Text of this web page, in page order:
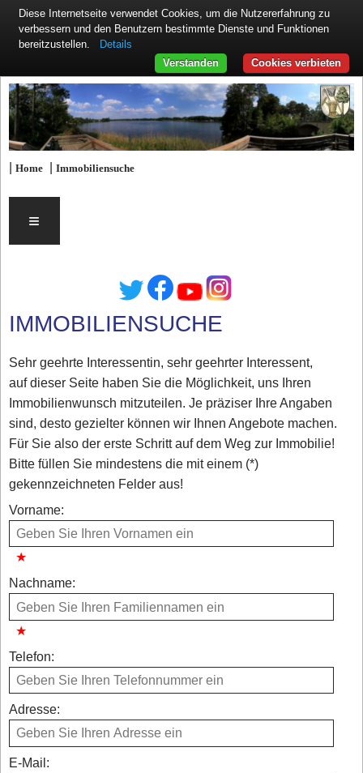
|Home |Immobiliensuche
≡
IMMOBILIENSUCHE
Sehr geehrte Interessentin, sehr geehrter Interessent,
auf dieser Seite haben Sie die Möglichkeit, uns Ihren
Immobilienwunsch mitzuteilen. Je präziser Ihre Angaben
sind, desto gezielter können wir Ihnen Angebote machen.
Für Sie also der erste Schritt auf dem Weg zur Immobilie!
Bitte füllen Sie mindestens die mit einem (*)
gekennzeichneten Felder aus!
Vorname:
Nachname:
Telefon:
Adresse:
E-Mail:
Diese Internetseite verwendet Cookies, um die Nutzererfahrung zu
verbessern und den Benutzern bestimmte Dienste und Funktionen
bereitzustellen.
Details
Cookies verbieten
Verstanden